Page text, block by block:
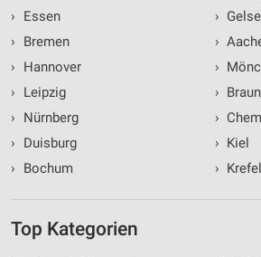
›
Essen
›
Bremen
›
Hannover
›
Leipzig
›
Nürnberg
›
Duisburg
›
Bochum
›
›
›
›
›
› Kiel
›
Top Kategorien